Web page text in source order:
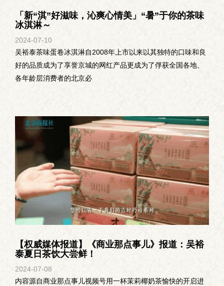
「新“淇”好滋味，沁爽心情美」“暑”于你的茶味
冰淇淋～
2024-07-10
吴裕泰茶味蛋卷冰淇淋自2008年上市以来以其独特的口味和良
好的品质成为了享誉京城的网红产品更成为了俘获全国各地、
各年龄层消费者的北京必
【权威媒体报道】《商业那点事儿》报道：吴裕
泰夏日茶饮大尝鲜！
2024-07-08
内容源自商业那点事儿视频号用一杯茉莉椰奶茶愉快的开启进